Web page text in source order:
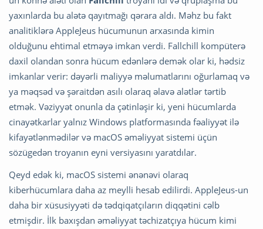
yaxınlarda bu alətə qayıtmağı qərara aldı. Məhz bu fakt
analitiklərə AppleJeus hücumunun arxasında kimin
olduğunu ehtimal etməyə imkan verdi. Fallchill kompüterə
daxil olandan sonra hücum edənlərə demək olar ki, hədsiz
imkanlar verir: dəyərli maliyyə məlumatlarını oğurlamaq və
ya məqsəd və şəraitdən asılı olaraq əlavə alətlər tərtib
etmək. Vəziyyət onunla da çətinləşir ki, yeni hücumlarda
cinayətkarlar yalnız Windows platformasında fəaliyyət ilə
kifayətlənmədilər və macOS əməliyyat sistemi üçün
sözügedən troyanın eyni versiyasını yaratdılar.
Qeyd edək ki, macOS sistemi ənənəvi olaraq
kiberhücumlara daha az meylli hesab edilirdi. AppleJeus-un
daha bir xüsusiyyəti də tədqiqatçıların diqqətini cəlb
etmişdir. İlk baxışdan əməliyyat təchizatçıya hücum kimi